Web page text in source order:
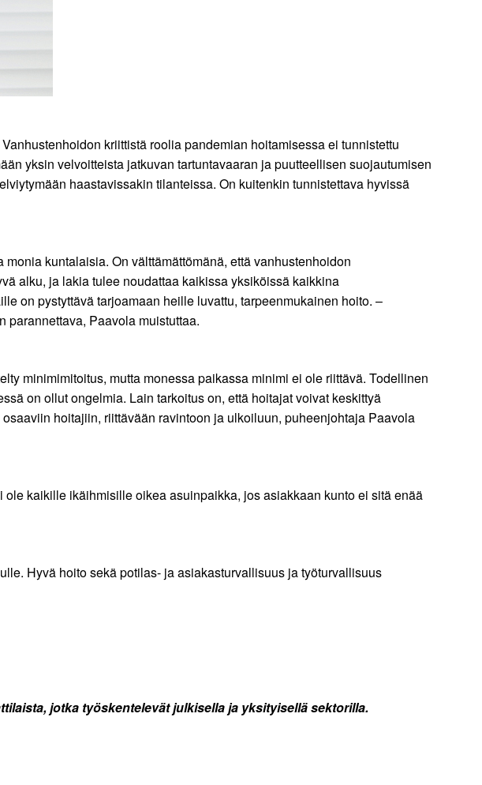
kriittistä roolia pandemian hoitamisessa ei tunnistettu
yksin velvoitteista jatkuvan tartuntavaaran ja puutteellisen suojautumisen
haastavissakin tilanteissa. On kuitenkin tunnistettava hyvissä
kuntalaisia. On välttämättömänä, että vanhustenhoidon
alku, ja lakia tulee noudattaa kaikissa yksiköissä kaikkina
on pystyttävä tarjoamaan heille luvattu, tarpeenmukainen hoito. –
Paavola muistuttaa.
minimimitoitus, mutta monessa paikassa minimi ei ole riittävä. Todellinen
on ollut ongelmia. Lain tarkoitus on, että hoitajat voivat keskittyä
hoitajiin, riittävään ravintoon ja ulkoiluun, puheenjohtaja Paavola
kaikille ikäihmisille oikea asuinpaikka, jos asiakkaan kunto ei sitä enää
Hyvä hoito sekä potilas- ja asiakasturvallisuus ja työturvallisuus
jotka työskentelevät julkisella ja yksityisellä sektorilla.